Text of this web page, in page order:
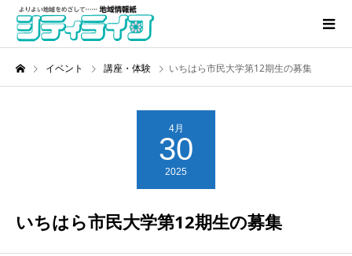
イベント 講座・体験 いちはら市民大学第12期生の募集
4月
30
2025
いちはら市民大学第12期生の募集